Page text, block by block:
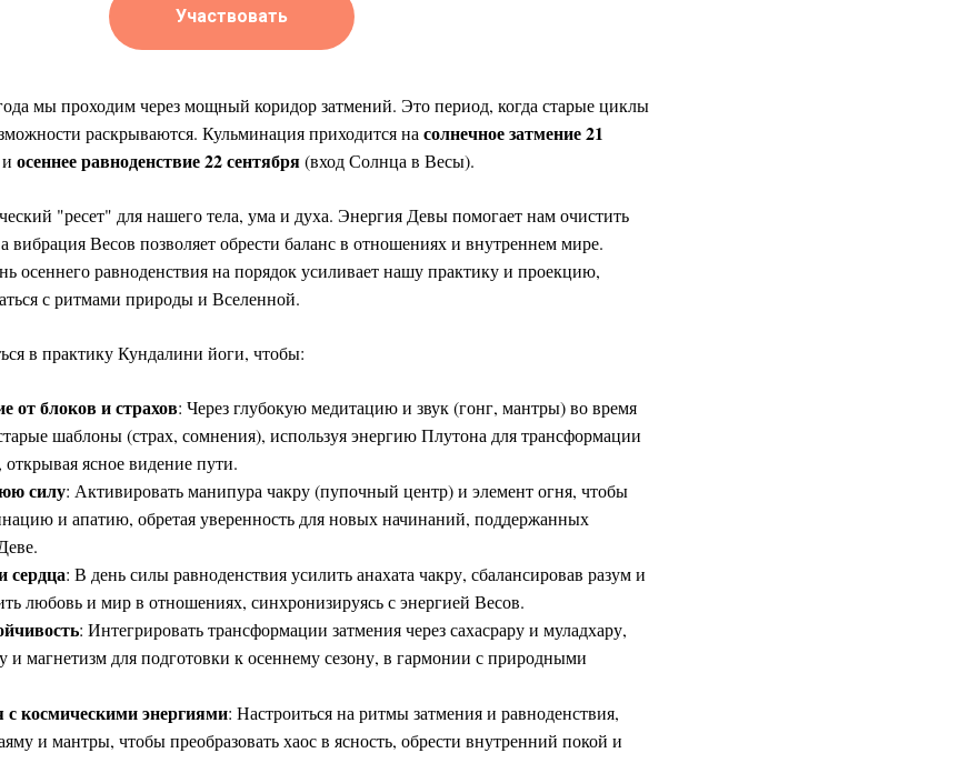
Участвовать
мы проходим через мощный коридор затмений. Это период, когда старые циклы
раскрываются. Кульминация приходится на солнечное затмение 21
осеннее равноденствие 22 сентября(вход Солнца в Весы).
"ресет" для нашего тела, ума и духа. Энергия Девы помогает нам очистить
вибрация Весов позволяет обрести баланс в отношениях и внутреннем мире.
осеннего равноденствия на порядок усиливает нашу практику и проекцию,
с ритмами природы и Вселенной.
в практику Кундалини йоги, чтобы:
от блоков и страхов: Через глубокую медитацию и звук (гонг, мантры) во время
шаблоны (страх, сомнения), используя энергию Плутона для трансформации
ясное видение пути.
силу: Активировать манипура чакру (пупочный центр) и элемент огня, чтобы
и апатию, обретая уверенность для новых начинаний, поддержанных
сердца: В день силы равноденствия усилить анахата чакру, сбалансировав разум и
любовь и мир в отношениях, синхронизируясь с энергией Весов.
: Интегрировать трансформации затмения через сахасрару и муладхару,
и магнетизм для подготовки к осеннему сезону, в гармонии с природными
с космическими энергиями: Настроиться на ритмы затмения и равноденствия,
и мантры, чтобы преобразовать хаос в ясность, обрести внутренний покой и